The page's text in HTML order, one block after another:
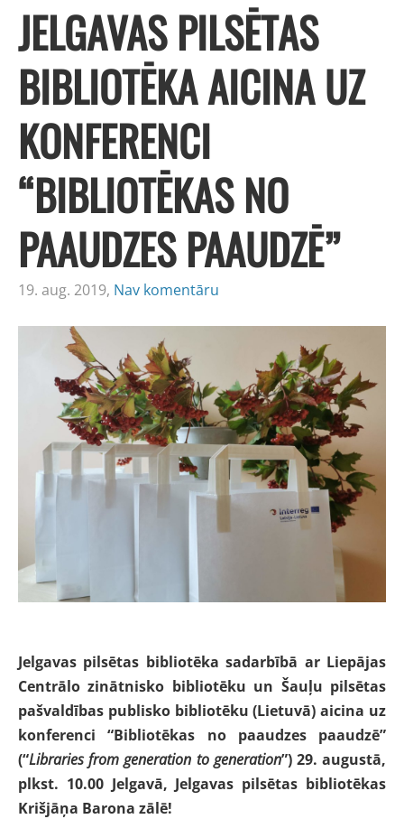
JELGAVAS PILSĒTAS
BIBLIOTĒKA AICINA UZ
KONFERENCI
“BIBLIOTĒKAS NO
PAAUDZES PAAUDZĒ”
19. aug. 2019, Nav komentāru
Jelgavas pilsētas bibliotēka sadarbībā ar Liepājas
Centrālo zinātnisko bibliotēku un Šauļu pilsētas
pašvaldības publisko bibliotēku (Lietuvā) aicina uz
konferenci “Bibliotēkas no paaudzes paaudzē”
(“Libraries from generation to generation”) 29. augustā,
plkst. 10.00 Jelgavā, Jelgavas pilsētas bibliotēkas
Krišjāņa Barona zālē!